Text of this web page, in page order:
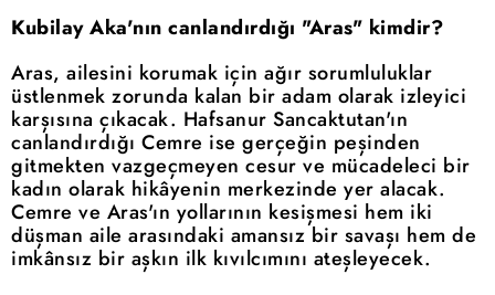
Kubilay Aka'nın canlandırdığı "Aras" kimdir?
Aras, ailesini korumak için ağır sorumluluklar
üstlenmek zorunda kalan bir adam olarak izleyici
karşısına çıkacak. Hafsanur Sancaktutan'ın
canlandırdığı Cemre ise gerçeğin peşinden
gitmekten vazgeçmeyen cesur ve mücadeleci bir
kadın olarak hikâyenin merkezinde yer alacak.
Cemre ve Aras'ın yollarının kesişmesi hem iki
düşman aile arasındaki amansız bir savaşı hem de
imkânsız bir aşkın ilk kıvılcımını ateşleyecek.